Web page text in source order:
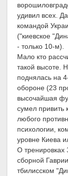
удивил всех.
командой
("киевское
- только 10-м).
Мало кто
такой высоте.
поднялась на
обороне (23
высочайшая
сумел привить
любого
психологии,
уровне Киева
О
сборной
тбилисском